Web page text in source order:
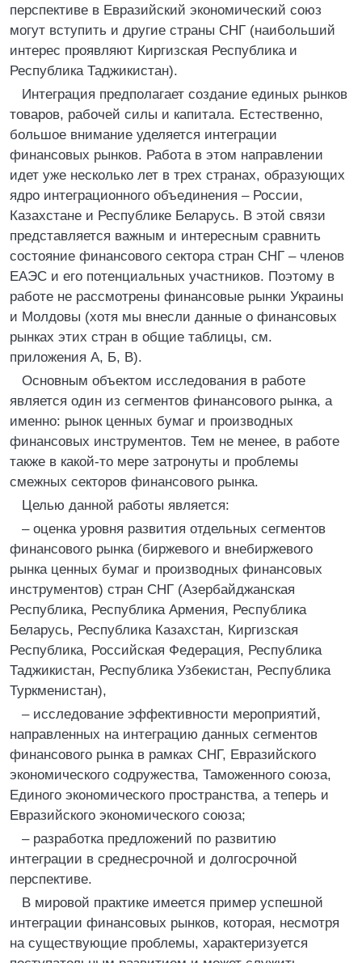
перспективе в Евразийский экономический союз
могут вступить и другие страны СНГ (наибольший
интерес проявляют Киргизская Республика и
Республика Таджикистан).
Интеграция предполагает создание единых рынков
товаров, рабочей силы и капитала. Естественно,
большое внимание уделяется интеграции
финансовых рынков. Работа в этом направлении
идет уже несколько лет в трех странах, образующих
ядро интеграционного объединения – России,
Казахстане и Республике Беларусь. В этой связи
представляется важным и интересным сравнить
состояние финансового сектора стран СНГ – членов
ЕАЭС и его потенциальных участников. Поэтому в
работе не рассмотрены финансовые рынки Украины
и Молдовы (хотя мы внесли данные о финансовых
рынках этих стран в общие таблицы, см.
приложения А, Б, В).
Основным объектом исследования в работе
является один из сегментов финансового рынка, а
именно: рынок ценных бумаг и производных
финансовых инструментов. Тем не менее, в работе
также в какой-то мере затронуты и проблемы
смежных секторов финансового рынка.
Целью данной работы является:
– оценка уровня развития отдельных сегментов
финансового рынка (биржевого и внебиржевого
рынка ценных бумаг и производных финансовых
инструментов) стран СНГ (Азербайджанская
Республика, Республика Армения, Республика
Беларусь, Республика Казахстан, Киргизская
Республика, Российская Федерация, Республика
Таджикистан, Республика Узбекистан, Республика
Туркменистан),
– исследование эффективности мероприятий,
направленных на интеграцию данных сегментов
финансового рынка в рамках СНГ, Евразийского
экономического содружества, Таможенного союза,
Единого экономического пространства, а теперь и
Евразийского экономического союза;
– разработка предложений по развитию
интеграции в среднесрочной и долгосрочной
перспективе.
В мировой практике имеется пример успешной
интеграции финансовых рынков, которая, несмотря
на существующие проблемы, характеризуется